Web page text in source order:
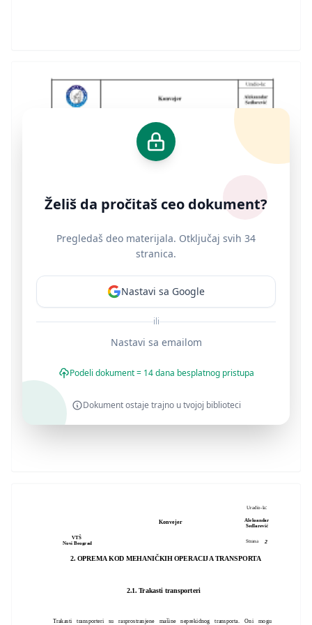
Konvejer
Uradio-la:
Aleksandar
Sedlarević
VTŠ
Novi Beograd
Strana2
2. OPREMA KOD MEHANIČKIH OPERACIJA TRANSPORTA
2.1. Trakasti transporteri
Trakasti transporteri su rasprostranjene mašine neprekidnog transporta. Oni mogu
Želiš da pročitaš ceo dokument?
Pregledaš deo materijala. Otključaj svih 34
stranica.
Nastavi sa Google
ili
Nastavi sa emailom
Podeli dokument = 14 dana besplatnog pristupa
Dokument ostaje trajno u tvojoj biblioteci